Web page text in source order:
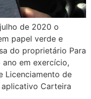
de 2020 o
papel verde e
do proprietário Para
em exercício,
Licenciamento de
Carteira